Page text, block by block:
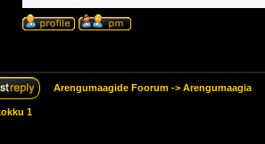
Arengumaagide Foorum -> Arengumaagia
1